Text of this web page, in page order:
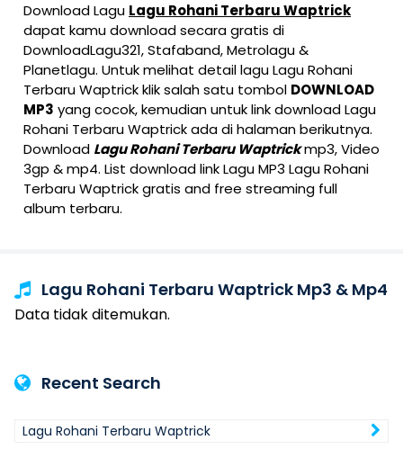
Download Lagu Lagu Rohani Terbaru Waptrick
dapat kamu download secara gratis di
DownloadLagu321, Stafaband, Metrolagu &
Planetlagu. Untuk melihat detail lagu Lagu Rohani
Terbaru Waptrick klik salah satu tombol DOWNLOAD
MP3 yang cocok, kemudian untuk link download Lagu
Rohani Terbaru Waptrick ada di halaman berikutnya.
Download Lagu Rohani Terbaru Waptrickmp3, Video
3gp & mp4. List download link Lagu MP3 Lagu Rohani
Terbaru Waptrick gratis and free streaming full
album terbaru.
Lagu Rohani Terbaru Waptrick Mp3 & Mp4
Data tidak ditemukan.
Recent Search
Lagu Rohani Terbaru Waptrick